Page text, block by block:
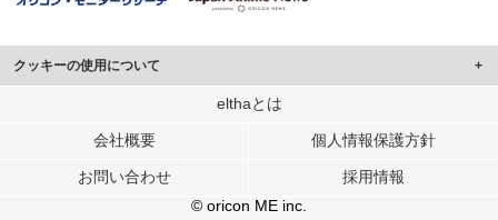
クッキーの使用について
このサイトでは Cookie を使用して、ユーザーに合わせたコンテンツや広告の
行っています。
メディアや広告配信、データ解析の各パートナーに提供しています。
各パートナーは、この情報とユーザーが各パートナーに提供した他の情報や、
ユーザーが各パートナーのサービスを使用したときに収集した他の情報を組み
elthaとは
会社概要 個人情報保護方針
お問い合わせ
採用情報
© oricon ME inc.